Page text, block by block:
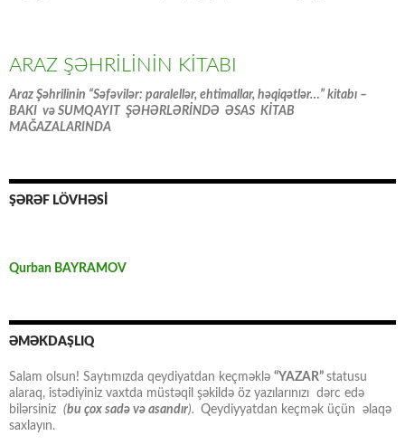
ARAZ ŞƏHRİLİNİN KİTABI
Araz Şəhrilinin “Səfəvilər: paralellər, ehtimallar, həqiqətlər…” kitabı –
BAKI və SUMQAYIT ŞƏHƏRLƏRİNDƏ ƏSAS KİTAB
MAĞAZALARINDA
ŞƏRƏF LÖVHƏSİ
Qurban BAYRAMOV
ƏMƏKDAŞLIQ
Salam olsun! Saytımızda qeydiyatdan keçməklə “YAZAR” statusu
alaraq, istədiyiniz vaxtda müstəqil şəkildə öz yazılarınızı dərc edə
bilərsiniz (bu çox sadə və asandır). Qeydiyyatdan keçmək üçün əlaqə
saxlayın.